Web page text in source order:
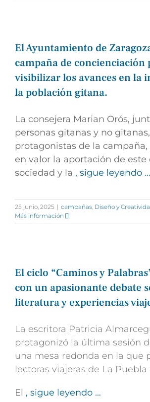
El Ayuntamiento de
campaña de concienciación
visibilizar los avances en la
la población gitana.
La consejera Marian Orós,
personas gitanas y no gitanas,
protagonistas de la
en valor la aportación de este
sociedad y la , sigue leyendo …
25 junio, 2025 | campañas, Diseño y
Más información
El ciclo “Caminos y
con un apasionante debate
literatura y experiencias
La escritora Patricia
protagonizó la última sesión
una mesa redonda en la que
lectoras viajeras de La
El , sigue leyendo …